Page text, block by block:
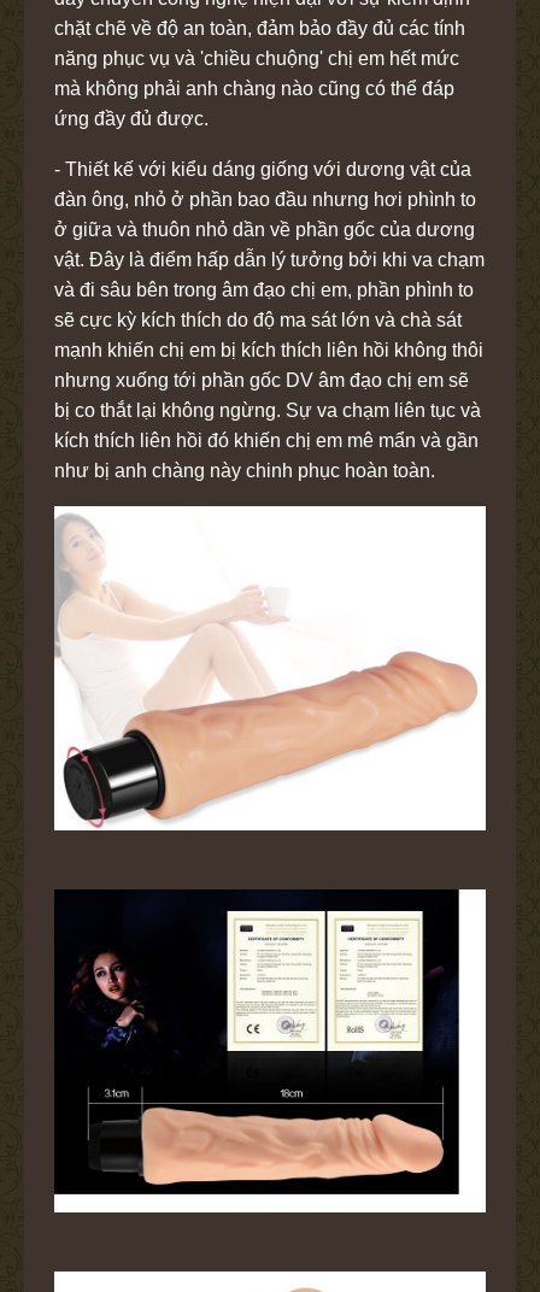
chặt chẽ về độ an toàn, đảm bảo đầy đủ các tính
năng phục vụ và 'chiều chuộng' chị em hết mức
mà không phải anh chàng nào cũng có thể đáp
ứng đầy đủ được.
- Thiết kế với kiểu dáng giống với dương vật của
đàn ông, nhỏ ở phần bao đầu nhưng hơi phình to
ở giữa và thuôn nhỏ dần về phần gốc của dương
vật. Đây là điểm hấp dẫn lý tưởng bởi khi va chạm
và đi sâu bên trong âm đạo chị em, phần phình to
sẽ cực kỳ kích thích do độ ma sát lớn và chà sát
mạnh khiến chị em bị kích thích liên hồi không thôi
nhưng xuống tới phần gốc DV âm đạo chị em sẽ
bị co thắt lại không ngừng. Sự va chạm liên tục và
kích thích liên hồi đó khiến chị em mê mẩn và gần
như bị anh chàng này chinh phục hoàn toàn.